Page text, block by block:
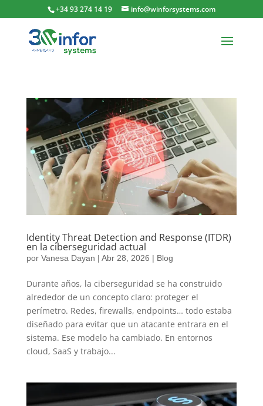
+34 93 274 14 19 info@winforsystems.com
Identity Threat Detection and Response (ITDR)
en la ciberseguridad actual
por Vanesa Dayan | Abr 28, 2026 | Blog
Durante años, la ciberseguridad se ha construido
alrededor de un concepto claro: proteger el
perímetro. Redes, firewalls, endpoints… todo estaba
diseñado para evitar que un atacante entrara en el
sistema. Ese modelo ha cambiado. En entornos
cloud, SaaS y trabajo...